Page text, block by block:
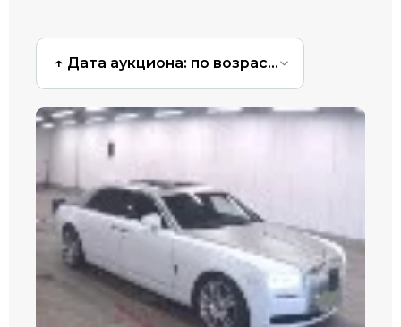
↑ Дата аукциона: по возрастанию